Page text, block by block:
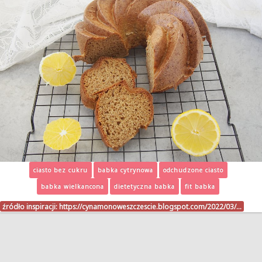
ciasto bez cukru babka cytrynowa
odchudzone ciasto
babka wielkancona
dietetyczna babka fit babka
źródło inspiracji: https://cynamonoweszczescie.blogspot.com/2022/03/…